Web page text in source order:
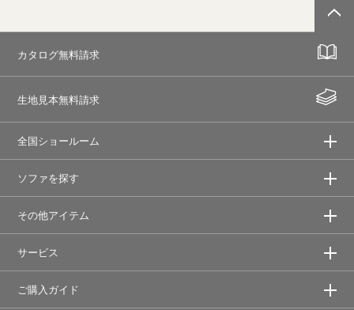
カタログ無料請求
生地見本無料請求
全国ショールーム
ソファを探す
その他アイテム
サービス
ご購入ガイド